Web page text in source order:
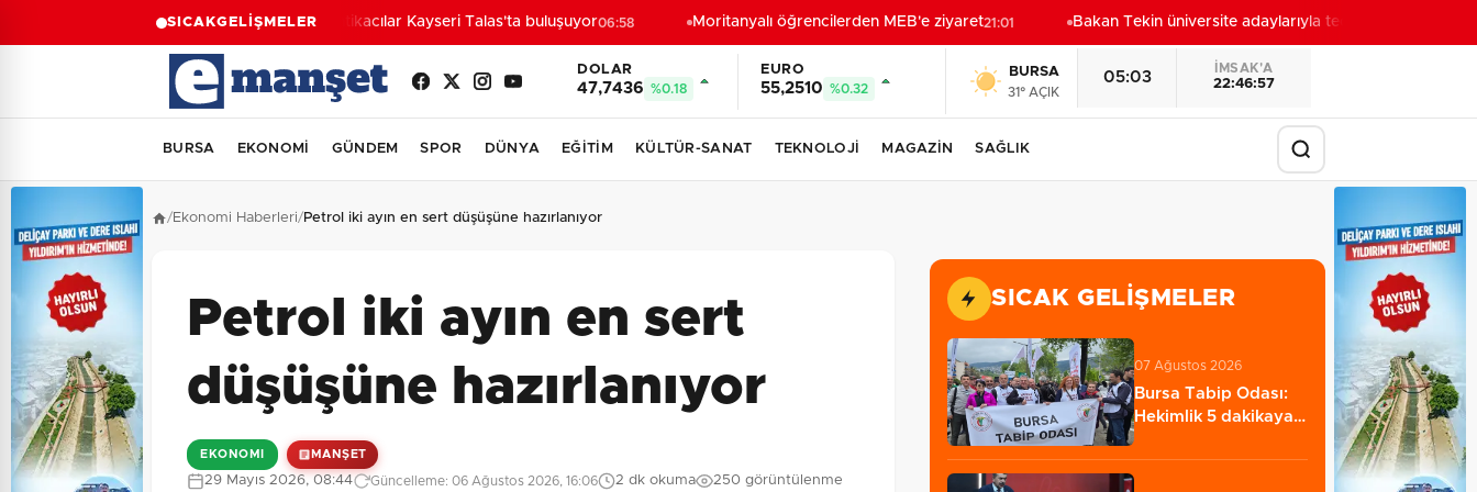
SICAKGELİŞMELERAntikacılar Kayseri Talas'ta buluşuyor06:58 Moritanyalı öğrencilerden MEB'e ziyaret21:01 Bakan Tekin üniversite adaylarıyla tecrübe paylaştı
DOLAR
47,7436 %0.18
EURO
55,2510 %0.32
BURSA
31° AÇIK
05:03
İMSAK'A
22:46:55
BURSA EKONOMİ GÜNDEM SPOR DÜNYA EĞİTİM KÜLTÜR-SANAT TEKNOLOJİ MAGAZİN SAĞLIK
/Ekonomi Haberleri/Petrol iki ayın en sert düşüşüne hazırlanıyor
Petrol iki ayın en sert
düşüşüne hazırlanıyor
EKONOMI MANŞET
29 Mayıs 2026, 08:44 Güncelleme: 06 Ağustos 2026, 16:06 2 dk okuma 250 görüntülenme
SICAK GELIŞMELER
07 Ağustos 2026
Bursa Tabip Odası:
Hekimlik 5 dakikaya